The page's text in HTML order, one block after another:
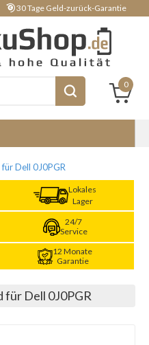
30 Tage Geld-zurück-Garantie
0
Dell 0J0PGR
Lokales
Lager
24/7
Service
12 Monate
Garantie
für Dell 0J0PGR